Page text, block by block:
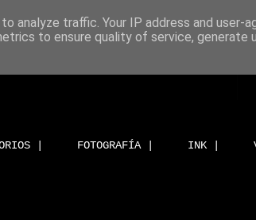
| FOTOGRAFÍA | INK |
analyze traffic. Your IP address and user-
to ensure quality of service, generate